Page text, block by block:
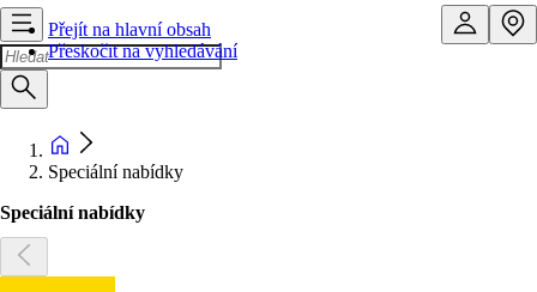
Přejít na hlavní obsah
Přeskočit na vyhledávání
Speciální nabídky
Speciální nabídky